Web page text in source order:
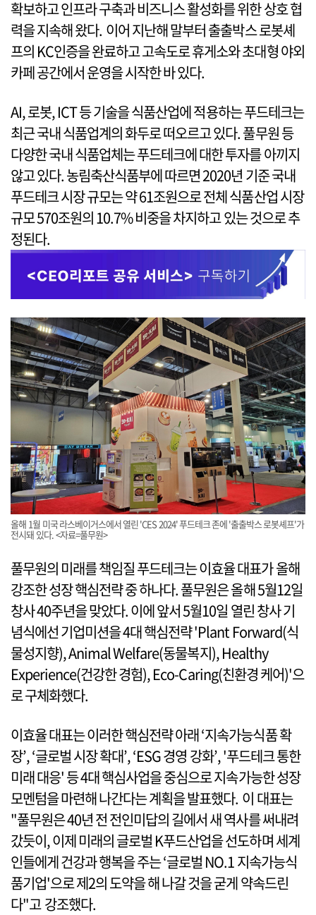
확보하고 인프라 구축과 비즈니스 활성화를 위한 상호 협
력을 지속해 왔다. 이어 지난해 말부터 출출박스 로봇셰
프의 KC인증을 완료하고 고속도로 휴게소와 초대형 야외
카페 공간에서 운영을 시작한 바 있다.
AI, 로봇, ICT 등 기술을 식품산업에 적용하는 푸드테크는
최근 국내 식품업계의 화두로 떠오르고 있다. 풀무원 등
다양한 국내 식품업체는 푸드테크에 대한 투자를 아끼지
않고 있다. 농림축산식품부에 따르면 2020년 기준 국내
푸드테크 시장 규모는 약 61조원으로 전체 식품산업 시장
규모 570조원의 10.7% 비중을 차지하고 있는 것으로 추
정된다.
올해 1월 미국 라스베이거스에서 열린 'CES 2024' 푸드테크 존에 '출출박스 로봇셰프'가
전시돼 있다. <자료=풀무원>
풀무원의 미래를 책임질 푸드테크는 이효율 대표가 올해
강조한 성장 핵심전략 중 하나다. 풀무원은 올해 5월12일
창사 40주년을 맞았다. 이에 앞서 5월10일 열린 창사 기
념식에선 기업미션을 4대 핵심전략 'Plant Forward(식
물성지향), Animal Welfare(동물복지), Healthy
Experience(건강한 경험), Eco-Caring(친환경 케어)'으
로 구체화했다.
이효율 대표는 이러한 핵심전략 아래 ‘지속가능식품 확
장’, ‘글로벌 시장 확대’, ‘ESG 경영 강화’, '푸드테크 통한
미래 대응' 등 4대 핵심사업을 중심으로 지속가능한 성장
모멘텀을 마련해 나간다는 계획을 발표했다. 이 대표는
"풀무원은 40년 전 전인미답의 길에서 새 역사를 써내려
갔듯이, 이제 미래의 글로벌 K푸드산업을 선도하며 세계
인들에게 건강과 행복을 주는 ‘글로벌 NO.1 지속가능식
품기업'으로 제2의 도약을 해 나갈 것을 굳게 약속드린
다"고 강조했다.